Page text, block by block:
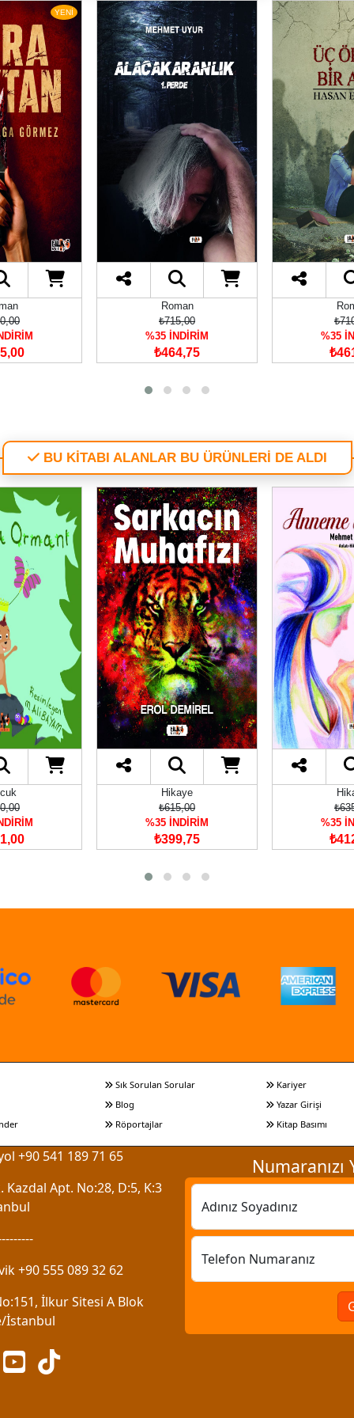
YENİ
Roman
₺715,00
%35 İNDİRİM
₺464,75
%35
BU KİTABI ALANLAR BU ÜRÜNLERİ DE ALDI
Hikaye
₺615,00
%35 İNDİRİM
₺399,75
%35
Sık Sorulan Sorular
Blog
Röportajlar
Kariyer
Yazar Girişi
Kitap Basımı
+90 541 189 71 65
Kazdal Apt. No:28, D:5, K:3
+90 555 089 32 62
İlkur Sitesi A Blok
İstanbul
Numaranızı
Adınız Soyadınız
Telefon Numaranız